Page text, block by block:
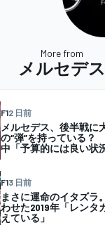
More from
メルセデス
F12 日前
メルセデス、後半戦に
の“弾”を持っている
中「予算的には良い状
F13 日前
まさに運命のイタズラ
わせた2019年「レンタ
えている」